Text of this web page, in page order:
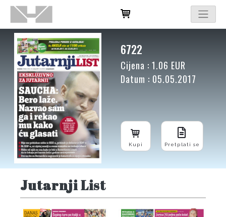
6722
Cijena : 1.06 EUR
Datum : 05.05.2017
Kupi Pretplati se
Jutarnji List